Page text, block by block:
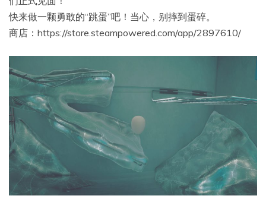
快来做一颗勇敢的“跳蛋”吧！当心，别摔到蛋碎。
商店：https://store.steampowered.com/app/2897610/